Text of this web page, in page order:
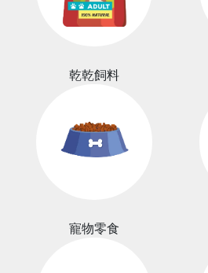
乾乾飼料
寵物零食